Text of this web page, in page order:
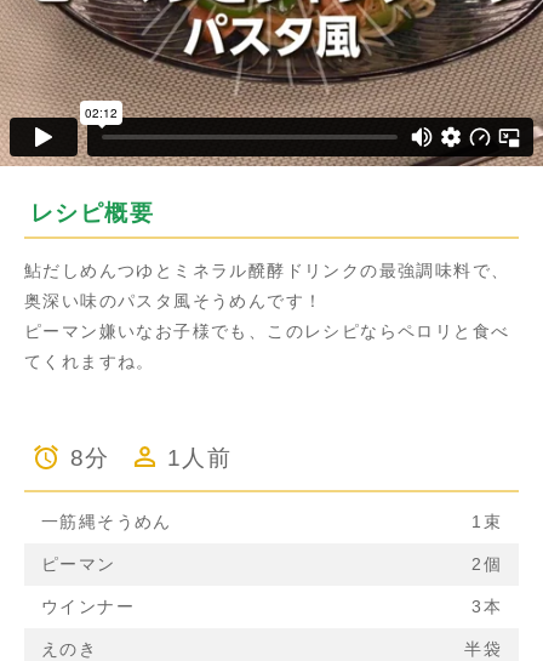
レシピ概要
鮎だしめんつゆとミネラル醗酵ドリンクの最強調味料で、
奥深い味のパスタ風そうめんです！
ピーマン嫌いなお子様でも、このレシピならペロリと食べ
てくれますね。
8分 1人前
一筋縄そうめん 1束
ピーマン 2個
ウインナー 3本
えのき 半袋